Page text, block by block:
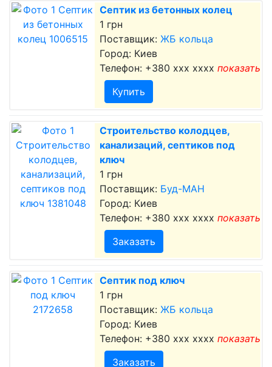
Септик из бетонных колец
1 грн
Поставщик: ЖБ кольца
Город: Киев
Телефон: +380 xxx xxxx показать
Купить
Строительство колодцев,
канализаций, септиков под
ключ
1 грн
Поставщик: Буд-МАН
Город: Киев
Телефон: +380 xxx xxxx показать
Заказать
Септик под ключ
1 грн
Поставщик: ЖБ кольца
Город: Киев
Телефон: +380 xxx xxxx показать
Заказать